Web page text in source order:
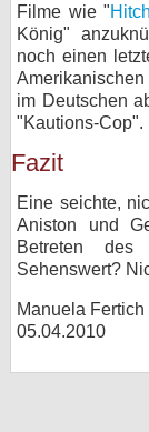
Filme wie "
König"
noch einen
im Deutschen
"Kautions-Cop".
Fazit
Eine seichte,
Aniston und
Betreten
Sehenswert?
Manuela
05.04.2010